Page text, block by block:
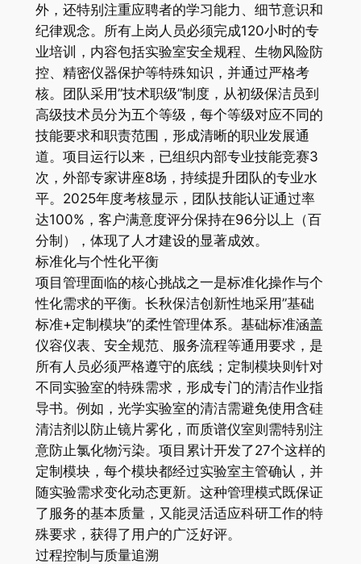
外，还特别注重应聘者的学习能力、细节意识和
纪律观念。所有上岗人员必须完成120小时的专
业培训，内容包括实验室安全规程、生物风险防
控、精密仪器保护等特殊知识，并通过严格考
核。团队采用”技术职级”制度，从初级保洁员到
高级技术员分为五个等级，每个等级对应不同的
技能要求和职责范围，形成清晰的职业发展通
道。项目运行以来，已组织内部专业技能竞赛3
次，外部专家讲座8场，持续提升团队的专业水
平。2025年度考核显示，团队技能认证通过率
达100%，客户满意度评分保持在96分以上（百
分制），体现了人才建设的显著成效。
标准化与个性化平衡
项目管理面临的核心挑战之一是标准化操作与个
性化需求的平衡。长秋保洁创新性地采用”基础
标准+定制模块”的柔性管理体系。基础标准涵盖
仪容仪表、安全规范、服务流程等通用要求，是
所有人员必须严格遵守的底线；定制模块则针对
不同实验室的特殊需求，形成专门的清洁作业指
导书。例如，光学实验室的清洁需避免使用含硅
清洁剂以防止镜片雾化，而质谱仪室则需特别注
意防止氯化物污染。项目累计开发了27个这样的
定制模块，每个模块都经过实验室主管确认，并
随实验需求变化动态更新。这种管理模式既保证
了服务的基本质量，又能灵活适应科研工作的特
殊要求，获得了用户的广泛好评。
过程控制与质量追溯